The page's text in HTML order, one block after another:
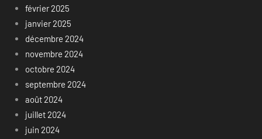
février 2025
janvier 2025
décembre 2024
novembre 2024
octobre 2024
septembre 2024
août 2024
juillet 2024
juin 2024